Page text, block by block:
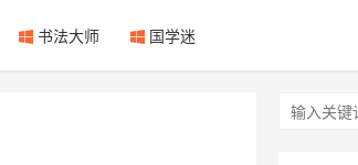
书法大师 国学迷